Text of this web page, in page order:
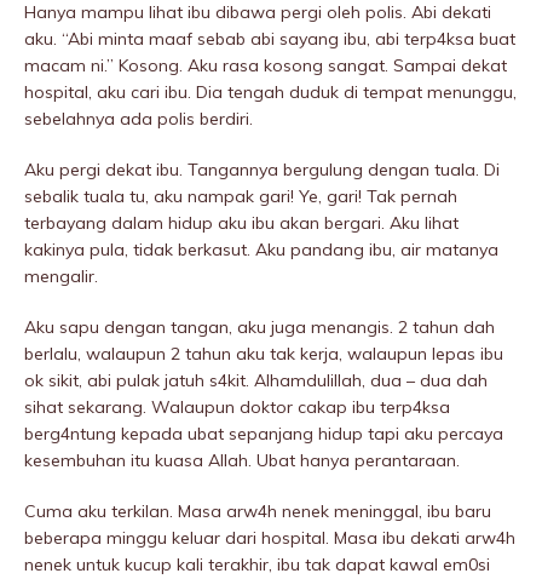
Hanya mampu lihat ibu dibawa pergi oleh polis. Abi dekati
aku. “Abi minta maaf sebab abi sayang ibu, abi terp4ksa buat
macam ni.” Kosong. Aku rasa kosong sangat. Sampai dekat
hospitaI, aku cari ibu. Dia tengah duduk di tempat menunggu,
sebeIahnya ada polis berdiri.
Aku pergi dekat ibu. Tangannya bergulung dengan tuala. Di
sebalik tuala tu, aku nampak gari! Ye, gari! Tak pernah
terbayang dalam hidup aku ibu akan bergari. Aku lihat
kakinya pula, tidak berkasut. Aku pandang ibu, air matanya
mengalir.
Aku sapu dengan tangan, aku juga menangis. 2 tahun dah
berlalu, walaupun 2 tahun aku tak kerja, walaupun lepas ibu
ok sikit, abi pulak jatuh s4kit. Alhamdulillah, dua – dua dah
sihat sekarang. Walaupun doktor cakap ibu terp4ksa
berg4ntung kepada ubat sepanjang hidup tapi aku percaya
kesembuhan itu kuasa Allah. Ubat hanya perantaraan.
Cuma aku terkilan. Masa arw4h nenek meninggaI, ibu baru
beberapa minggu keluar dari hospitaI. Masa ibu dekati arw4h
nenek untuk kucup kali terakhir, ibu tak dapat kawal em0si